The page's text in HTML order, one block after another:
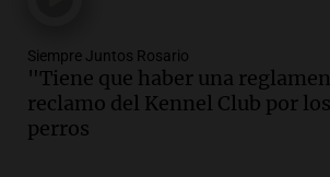
Audio.El reclamo del
tras las críticas de Caputo:
humanos que trabajamos"
Noticias Rosario
Siempre Juntos Rosario
"Tiene que haber una
reclamo del Kennel Club por
perros